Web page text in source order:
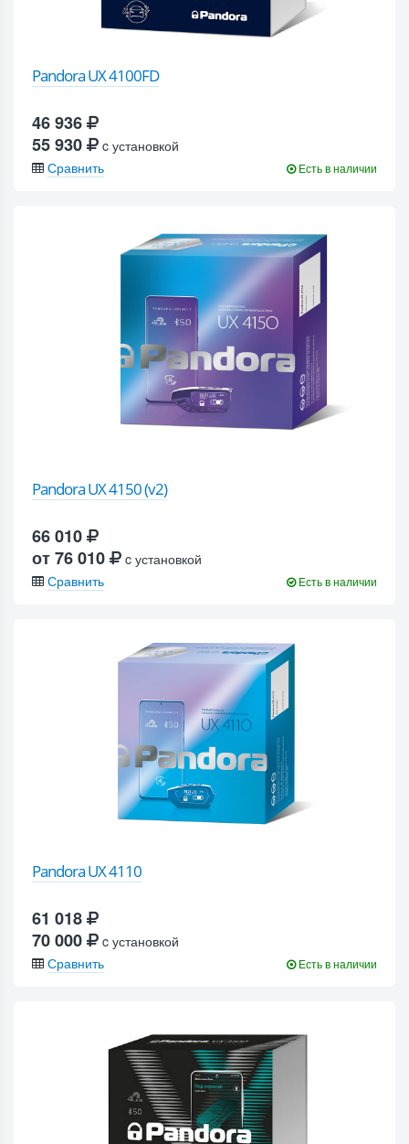
Pandora UX 4100FD
46 936
55 930
c установкой
Сравнить
Есть в наличии
Pandora UX 4150 (v2)
66 010
от 76 010
c установкой
Сравнить
Есть в наличии
Pandora UX 4110
61 018
70 000
c установкой
Сравнить
Есть в наличии